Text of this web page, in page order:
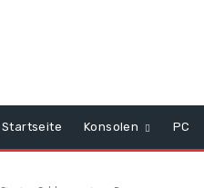
Startseite Konsolen PC